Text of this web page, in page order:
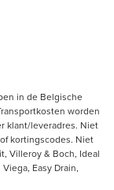
in de Belgische
worden
klant/leveradres. Niet
kortingscodes. Niet
Villeroy & Boch, Ideal
Easy Drain,